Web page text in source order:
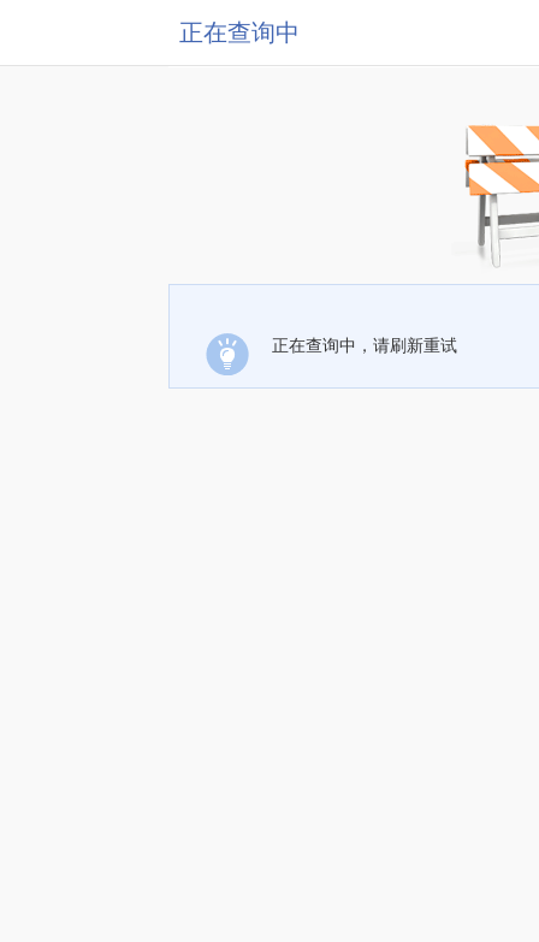
正在查询中
正在查询中，请刷新重试